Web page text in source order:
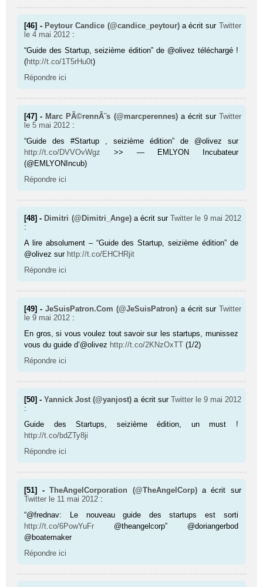
[46] - Peytour Candice (@candice_peytour) a écrit sur Twitter
le 4 mai 2012 :
“Guide des Startup, seizième édition” de @olivez téléchargé !
(http://t.co/1T5rHu0t)
Répondre ici
[47] - Marc PÃ©rennÃ¨s (@marcperennes) a écrit sur Twitter
le 5 mai 2012 :
“Guide des #Startup , seizième édition” de @olivez sur
http://t.co/DVVOvWgz >> — EMLYON Incubateur
(@EMLYONIncub)
Répondre ici
[48] - Dimitri (@Dimitri_Ange) a écrit surTwitter le 9 mai 2012
:
A lire absolument – “Guide des Startup, seizième édition” de
@olivez sur http://t.co/EHCHRjit
Répondre ici
[49] -JeSuisPatron.Com (@JeSuisPatron) a écrit sur Twitter
le 9 mai 2012 :
En gros, si vous voulez tout savoir sur les startups, munissez
vous du guide d’@olivez http://t.co/2KNzOxTT (1/2)
Répondre ici
[50] -Yannick Jost (@yanjost) a écrit sur Twitter le 9 mai 2012
:
Guide des Startups, seizième édition, un must !
http://t.co/bdZTy8ji
Répondre ici
[51] -TheAngelCorporation (@TheAngelCorp) a écrit sur
Twitter le 11 mai 2012 :
“@frednav: Le nouveau guide des startups est sorti
http://t.co/6PowYuFr @theangelcorp” @doriangerbod
@boatemaker
Répondre ici